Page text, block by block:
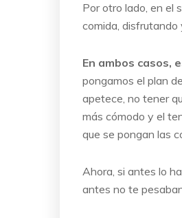
Por otro lado, en el
comida, disfrutando
En ambos casos,
pongamos el plan
apetece, no tener
más cómodo y el
que se pongan las
Ahora, si antes lo
antes no te